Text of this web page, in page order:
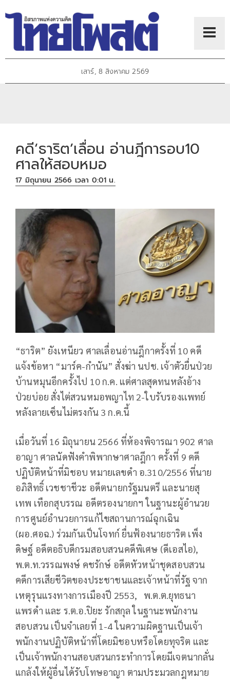
เสาร์, 8 สิงหาคม 2569
คดี‘ธาริต’เลื่อน อ่านฎีการอบ10
ศาลให้สอบหมอ
17 มิถุนายน 2566 เวลา 0:01 น.
“ธาริต” ยังเหนียว ศาลเลื่อนอ่านฎีกาครั้งที่ 10 คดี
แจ้งข้อหา “มาร์ค-กำนัน” สั่งฆ่า นปช. เจ้าตัวยื่นป่วย
บ้านหมุนอีกครั้งไป 10 ก.ค. แต่ศาลสุดทนหลังอ้าง
ป่วยบ่อย สั่งไต่สวนหมอพญาไท 2-ใบรับรองเเพทย์
หลังลายเซ็นไม่ตรงกัน 3 ก.ค.นี้
เมื่อวันที่ 16 มิถุนายน 2566 ที่ห้องพิจารณา 902 ศาล
อาญา ศาลนัดฟังคำพิพากษาศาลฎีกา ครั้งที่ 9 คดี
ปฏิบัติหน้าที่มิชอบ หมายเลขดำ อ.310/2556 ที่นาย
อภิสิทธิ์ เวชชาชีวะ อดีตนายกรัฐมนตรี และนายสุ
เทพ เทือกสุบรรณ อดีตรองนายกฯ ในฐานะผู้อำนวย
การศูนย์อำนวยการแก้ไขสถานการณ์ฉุกเฉิน
(ผอ.ศอฉ.) ร่วมกันเป็นโจทก์ ยื่นฟ้องนายธาริต เพ็ง
ดิษฐ์ อดีตอธิบดีกรมสอบสวนคดีพิเศษ (ดีเอสไอ),
พ.ต.ท.วรรณพงษ์ คชรักษ์ อดีตหัวหน้าชุดสอบสวน
คดีการเสียชีวิตของประชาชนและเจ้าหน้าที่รัฐ จาก
เหตุรุนแรงทางการเมืองปี 2553, พ.ต.ต.ยุทธนา
แพรดำ และ ร.ต.อ.ปิยะ รักสกุล ในฐานะพนักงาน
สอบสวน เป็นจำเลยที่ 1-4 ในความผิดฐานเป็นเจ้า
พนักงานปฏิบัติหน้าที่โดยมิชอบหรือโดยทุจริต และ
เป็นเจ้าพนักงานสอบสวนกระทำการโดยมีเจตนากลั่น
แกล้งให้ผู้อื่นได้รับโทษอาญา ตามประมวลกฎหมาย